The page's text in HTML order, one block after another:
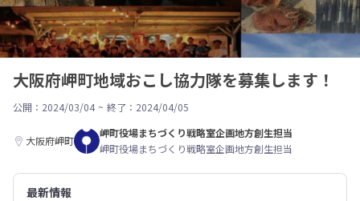
大阪府岬町地域おこし協力隊を募集します！
公開：2024/03/04 ~ 終了：2024/04/05
大阪府岬町
岬町役場まちづくり戦略室企画地方創生担当
岬町役場まちづくり戦略室企画地方創生担当
最新情報